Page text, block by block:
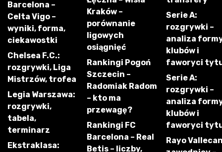
Barcelona –
Celta Vigo –
wyniki, forma,
ciekawostki
Chelsea F.C.:
rozgrywki, Liga
Mistrzów, trofea
Legia Warszawa:
rozgrywki,
tabela,
terminarz
Ekstraklasa:
Kraków –
porównanie
ligowych
osiągnięć
Rankingi Pogoń
Szczecin –
Radomiak Radom
– kto ma
przewagę?
Rankingi FC
Barcelona – Real
Betis – liczby,
Serie A:
rozgrywki –
analiza
klubów i
faworyci
Serie A:
rozgrywki –
analiza
klubów i
faworyci
Rayo